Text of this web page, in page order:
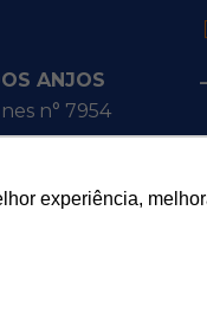
experiência,
ANJOS
n° 7954